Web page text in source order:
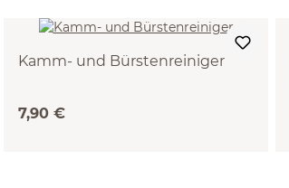
Kamm- und Bürstenreiniger
7,90 €